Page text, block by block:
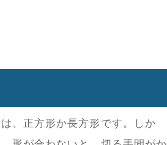
、正方形か長方形です。しか